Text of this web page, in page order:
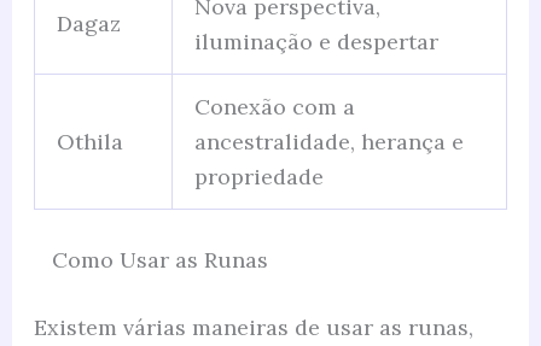
Dagaz
Nova perspectiva,
iluminação e despertar
Othila
Conexão com a
ancestralidade, herança e
propriedade
Como Usar as Runas
Existem várias maneiras de usar as runas,